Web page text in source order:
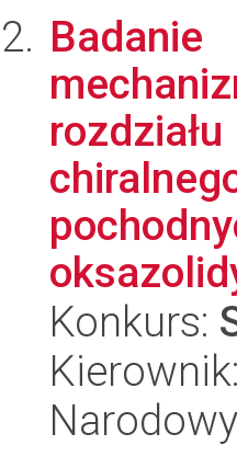
Badanie
rozdziału
Konkurs: